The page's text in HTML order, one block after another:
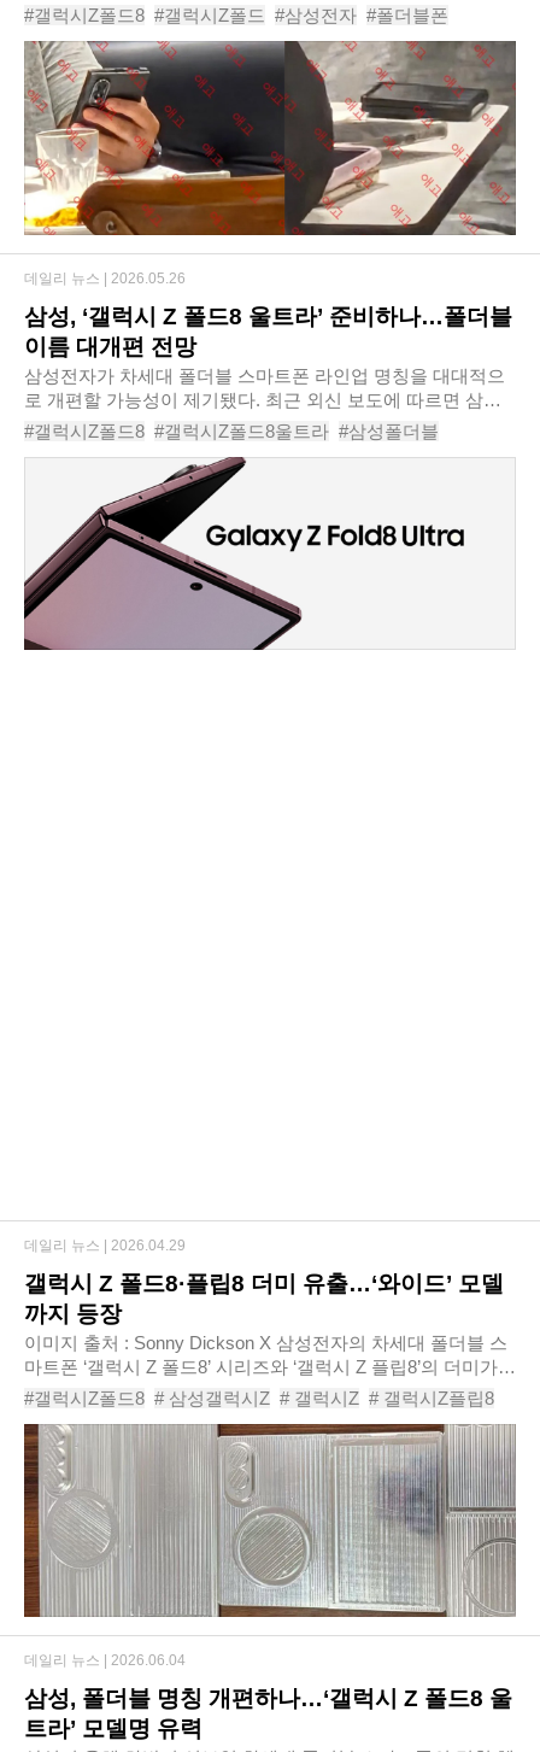
이드의 게시판에 올라온 사진에는 정식 공개 전으로 추정되는
갤럭시 Z 폴드8이 보호 케이스를 장..
#갤럭시Z폴드8 #갤럭시Z폴드 #삼성전자 #폴더블폰
#폴드8유출 #듀얼카메라 #갤럭시언팩 #스마트폰유출
#갤럭시폴드 #삼성신제품
삼성, ‘갤럭시 Z 폴드8 울트라’ 준비하나…폴더블
이름 대개편 전망
삼성전자가 차세대 폴더블 스마트폰 라인업 명칭을 대대적으
로 개편할 가능성이 제기됐다. 최근 외신 보도에 따르면 삼성
은 기존 예상과 달리 차기 폴더블 모델을 ‘갤럭시 Z 폴드8’과
‘갤럭시 Z 폴드8 울트라’로 출시하는..
#갤럭시Z폴드8 #갤럭시Z폴드8울트라 #삼성폴더블
#삼성언팩2026 #갤럭시폴드 #폴더블스마트폰
#갤럭시Z플립8 #S펜미지원
데일리 뉴스 | 2026.05.26
갤럭시 Z 폴드8·플립8 더미 유출…‘와이드’ 모델
까지 등장
이미지 출처 : Sonny Dickson X 삼성전자의 차세대 폴더블 스
마트폰 ‘갤럭시 Z 폴드8’ 시리즈와 ‘갤럭시 Z 플립8’의 더미가
유출되며 디자인 변화가 구체화되고 있다. 외신과 IT 전문 매
체 보도를 종합하면, 최근 유출된 ..
#갤럭시Z폴드8 # 삼성갤럭시Z # 갤럭시Z # 갤럭시Z플립8
# 폴드8와이드 # 삼성폴더블폰 # 폴더블디자인유출
# 삼성신제품루머
# 폴더블스마트폰 # 갤럭시Z시리즈
데일리 뉴스 | 2026.04.29
삼성, 폴더블 명칭 개편하나…‘갤럭시 Z 폴드8 울
트라’ 모델명 유력
데일리 뉴스 | 2026.06.04